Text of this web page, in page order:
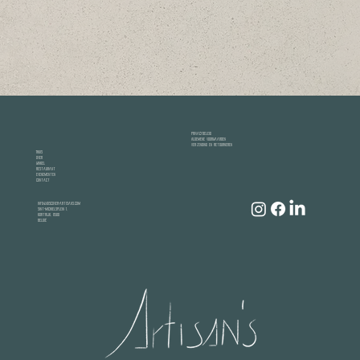
Thuis
Over
Winkel
Restaurant
Evenementen
Contact
Privacybeleid
Algemene voorwaarden
info@discover-artisans.com
Sint-Michielsplein 1,
Kortrijk, 8500
België